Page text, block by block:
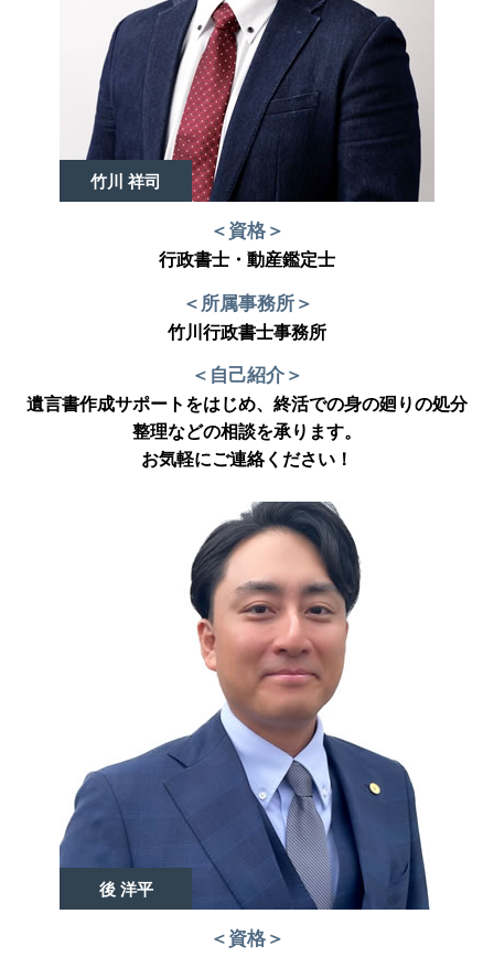
竹川 祥司
＜資格＞
行政書士・動産鑑定士
＜所属事務所＞
竹川行政書士事務所
＜自己紹介＞
遺言書作成サポートをはじめ、終活での身の廻りの処分
整理などの相談を承ります。
お気軽にご連絡ください！
後 洋平
＜資格＞